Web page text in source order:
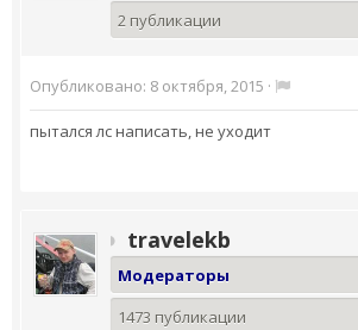
2 публикации
Опубликовано: 8 октября, 2015 ·
пытался лс написать, не уходит
travelekb
Модераторы
1473 публикации